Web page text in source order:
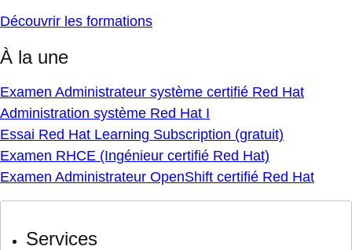
Découvrir les formations
À la une
Examen Administrateur système certifié Red Hat
Administration système Red Hat I
Essai Red Hat Learning Subscription (gratuit)
Examen RHCE (Ingénieur certifié Red Hat)
Examen Administrateur OpenShift certifié Red Hat
Services